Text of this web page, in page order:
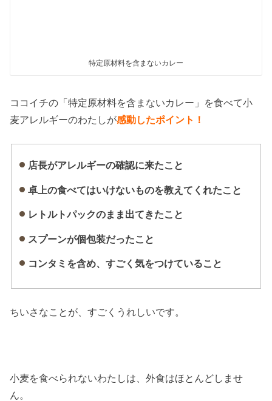
特定原材料を含まないカレー
ココイチの「特定原材料を含まないカレー」を食べて小
麦アレルギーのわたしが感動したポイント！
店長がアレルギーの確認に来たこと
卓上の食べてはいけないものを教えてくれたこと
レトルトパックのまま出てきたこと
スプーンが個包装だったこと
コンタミを含め、すごく気をつけていること
ちいさなことが、すごくうれしいです。
小麦を食べられないわたしは、外食はほとんどしませ
ん。